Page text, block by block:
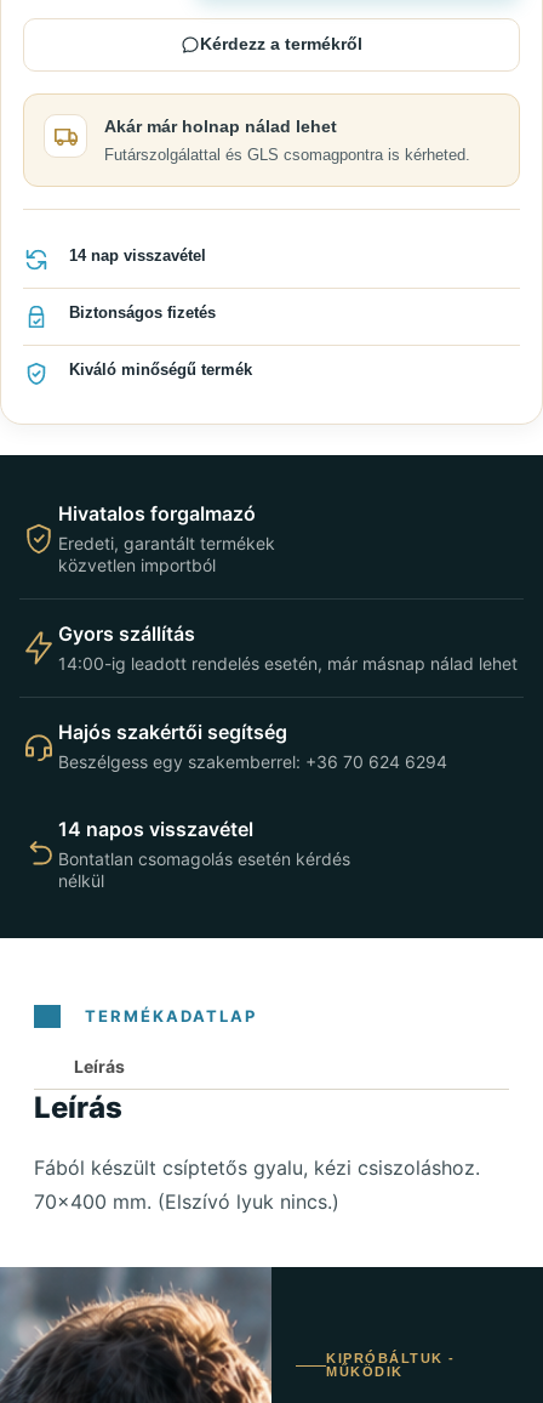
Kérdezz a termékről
Akár már holnap nálad lehet
Futárszolgálattal és GLS csomagpontra is kérheted.
14 nap visszavétel
Biztonságos fizetés
Kiváló minőségű termék
Hivatalos forgalmazó
Eredeti, garantált termékek
közvetlen importból
Gyors szállítás
14:00-ig leadott rendelés esetén, már másnap nálad lehet
Hajós szakértői segítség
Beszélgess egy szakemberrel: +36 70 624 6294
14 napos visszavétel
Bontatlan csomagolás esetén kérdés
nélkül
Leírás
Leírás
Fából készült csíptetős gyalu, kézi csiszoláshoz.
70×400 mm. (Elszívó lyuk nincs.)
KIPRÓBÁLTUK -
MŰKÖDIK